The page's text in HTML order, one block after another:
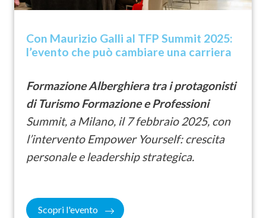
Con Maurizio Galli al TFP Summit 2025:
l’evento che può cambiare una carriera
Formazione Alberghiera tra i protagonisti
di Turismo Formazione e Professioni
Summit, a Milano, il 7 febbraio 2025, con
l’intervento Empower Yourself: crescita
personale e leadership strategica.
Scopri l'evento